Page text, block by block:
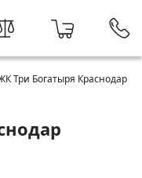
Три Богатыря Краснодар